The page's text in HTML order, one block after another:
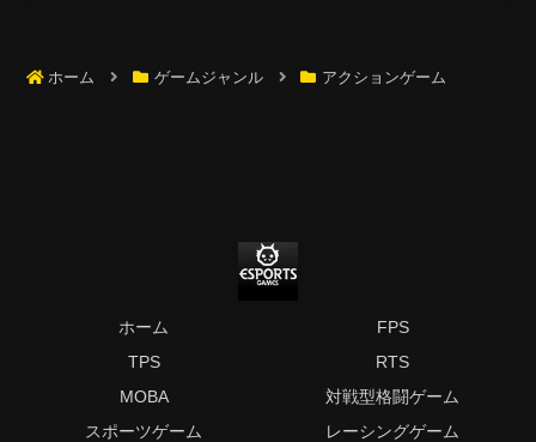
ホーム ゲームジャンル アクションゲーム
ホーム
FPS
TPS
RTS
MOBA
対戦型格闘ゲーム
スポーツゲーム
レーシングゲーム